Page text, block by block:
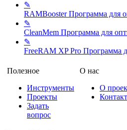
✎
RAMBoosterПрограмма для
✎
CleanMem Программа для
✎
FreeRAM XP Pro Программа
Полезное
Инструменты
Проекты
Задать
вопрос
О нас
О